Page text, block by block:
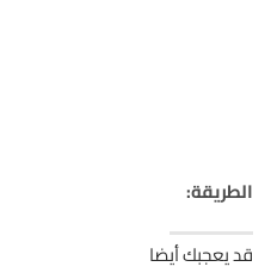
الطريقة:
قد يعجبك أيضا